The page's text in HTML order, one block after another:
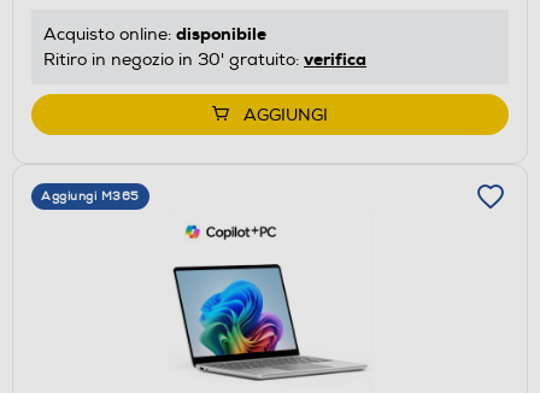
Acquisto online: disponibile
Ritiro in negozio in 30' gratuito: verifica
AGGIUNGI
Aggiungi M365